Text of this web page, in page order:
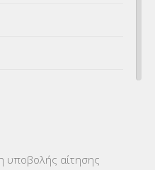
υποβολής αίτησης